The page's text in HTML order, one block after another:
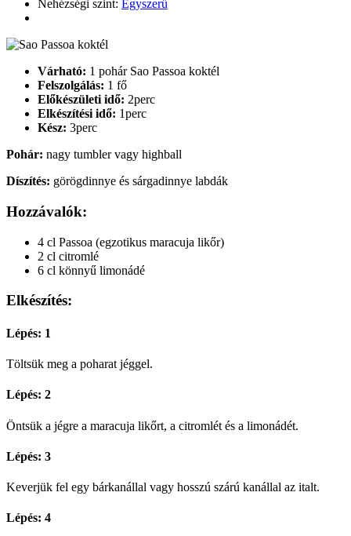
Nehézségi szint: Egyszerű
Várható: 1 pohár Sao Passoa koktél
Felszolgálás: 1 fő
Előkészületi idő: 2perc
Elkészítési idő: 1perc
Kész: 3perc
Pohár: nagy tumbler vagy highball
Díszítés: görögdinnye és sárgadinnye labdák
Hozzávalók:
4 cl Passoa (egzotikus maracuja likőr)
2 cl citromlé
6 cl könnyű limonádé
Elkészítés:
Lépés: 1
Töltsük meg a poharat jéggel.
Lépés: 2
Öntsük a jégre a maracuja likőrt, a citromlét és a limonádét.
Lépés: 3
Keverjük fel egy bárkanállal vagy hosszú szárú kanállal az italt.
Lépés: 4